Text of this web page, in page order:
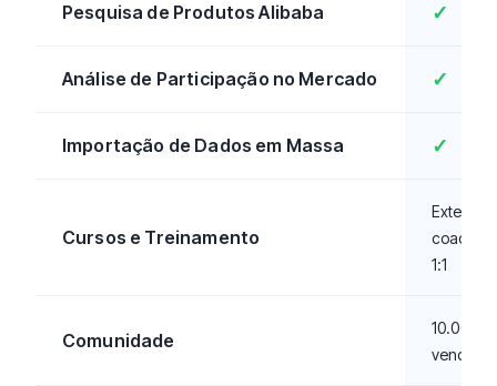
Pesquisa de Produtos Alibaba ✓
Análise de Participação no Mercado ✓
Importação de Dados em Massa ✓
Cursos e Treinamento
Extenso
1:1
Comunidade
10.000+